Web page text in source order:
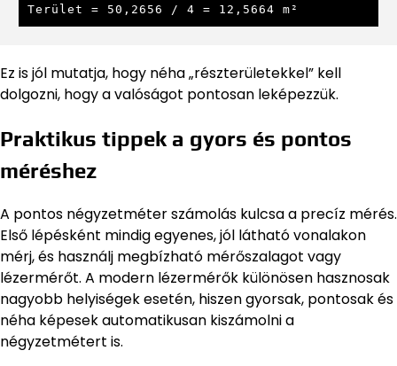
Terület = 50,2656 / 4 = 12,5664 m²
Ez is jól mutatja, hogy néha „részterületekkel” kell
dolgozni, hogy a valóságot pontosan leképezzük.
Praktikus tippek a gyors és pontos
méréshez
A pontos négyzetméter számolás kulcsa a precíz mérés.
Első lépésként mindig egyenes, jól látható vonalakon
mérj, és használj megbízható mérőszalagot vagy
lézermérőt. A modern lézermérők különösen hasznosak
nagyobb helyiségek esetén, hiszen gyorsak, pontosak és
néha képesek automatikusan kiszámolni a
négyzetmétert is.